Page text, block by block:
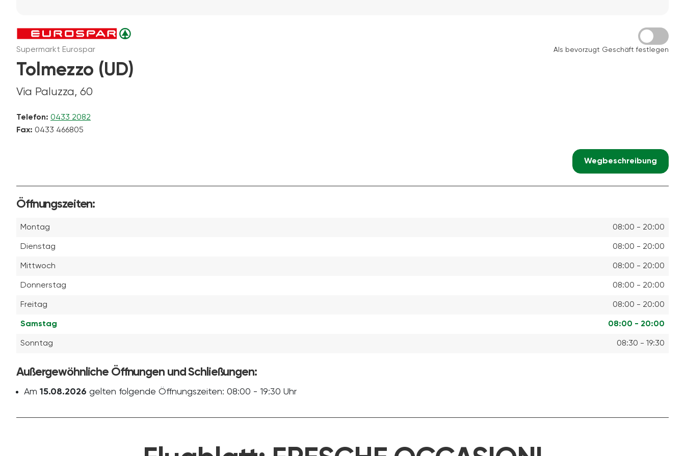
Supermarkt Eurospar
Tolmezzo (UD)
Via Paluzza, 60
Telefon: 0433 2082
Fax: 0433 466805
Als bevorzugt Geschäft festlegen
Wegbeschreibung
Öffnungszeiten:
Montag 08:00 - 20:00
Dienstag 08:00 - 20:00
Mittwoch 08:00 - 20:00
Donnerstag 08:00 - 20:00
Freitag 08:00 - 20:00
Samstag 08:00 - 20:00
Sonntag 08:30 - 19:30
Außergewöhnliche Öffnungen und Schließungen:
Am 15.08.2026 gelten folgende Öffnungszeiten: 08:00 - 19:30 Uhr